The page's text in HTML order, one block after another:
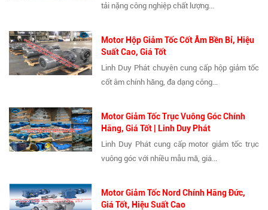
tải nặng công nghiệp chất lượng...
Motor Hộp Giảm Tốc Cốt Âm Bền Bỉ, Hiệu
Suất Cao, Giá Tốt
Linh Duy Phát chuyên cung cấp hộp giảm tốc
cốt âm chính hãng, đa dạng công...
Motor Giảm Tốc Trục Vuông Góc Chính
Hãng, Giá Tốt | Linh Duy Phát
Linh Duy Phát cung cấp motor giảm tốc trục
vuông góc với nhiều mẫu mã, giá...
Motor Giảm Tốc Nord Chính Hãng Đức,
Giá Tốt, Hiệu Suất Cao